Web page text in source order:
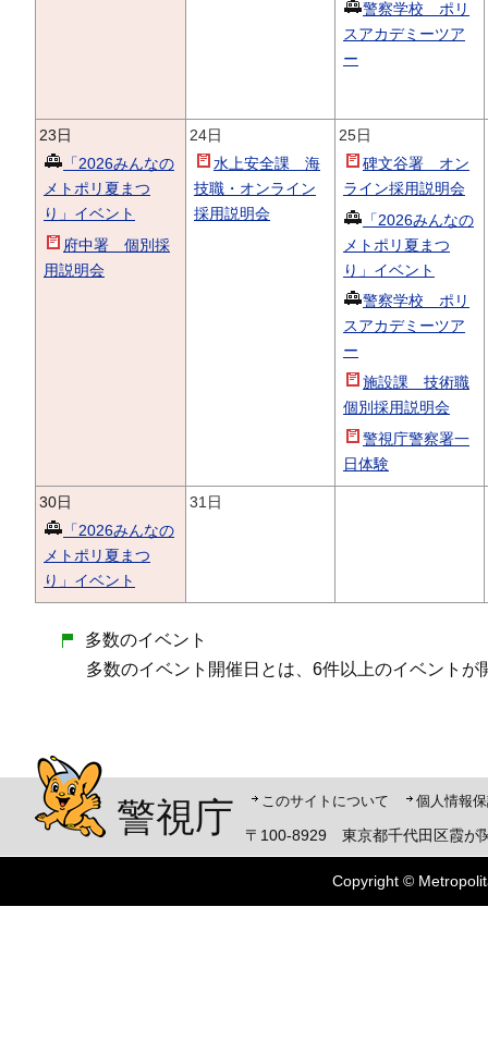
警察学校 ポリ
スアカデミーツア
ー
23日
「2026みんなの
メトポリ夏まつ
り」イベント
府中署 個別採
用説明会
24日
水上安全課 海
技職・オンライン
採用説明会
25日
碑文谷署 オン
ライン採用説明会
「2026みんなの
メトポリ夏まつ
り」イベント
警察学校 ポリ
スアカデミーツア
ー
施設課 技術職
個別採用説明会
警視庁警察署一
日体験
30日
「2026みんなの
メトポリ夏まつ
り」イベント
31日
多数のイベント
多数のイベント開催日とは、6件以上のイベントが
警視庁 このサイトについて 個人情報
〒100-8929 東京都千代田区霞が
Copyright ©